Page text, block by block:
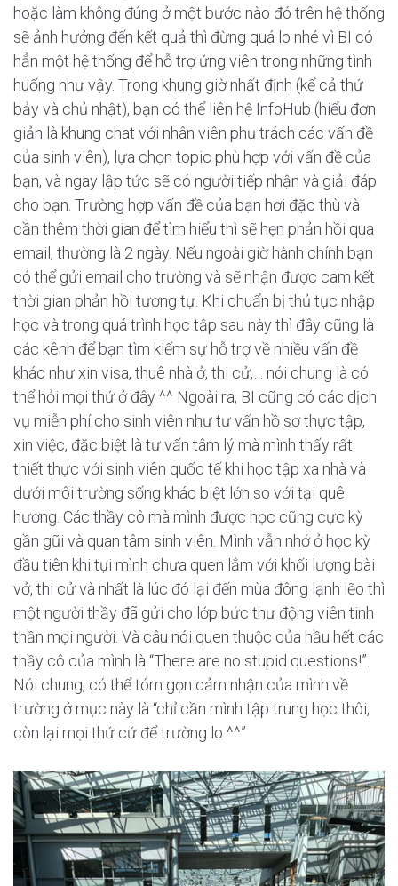
hoặc làm không đúng ở một bước nào đó trên hệ thống
sẽ ảnh hưởng đến kết quả thì đừng quá lo nhé vì BI có
hẳn một hệ thống để hỗ trợ ứng viên trong những tình
huống như vậy. Trong khung giờ nhất định (kể cả thứ
bảy và chủ nhật), bạn có thể liên hệ InfoHub (hiểu đơn
giản là khung chat với nhân viên phụ trách các vấn đề
của sinh viên), lựa chọn topic phù hợp với vấn đề của
bạn, và ngay lập tức sẽ có người tiếp nhận và giải đáp
cho bạn. Trường hợp vấn đề của bạn hơi đặc thù và
cần thêm thời gian để tìm hiểu thì sẽ hẹn phản hồi qua
email, thường là 2 ngày. Nếu ngoài giờ hành chính bạn
có thể gửi email cho trường và sẽ nhận được cam kết
thời gian phản hồi tương tự. Khi chuẩn bị thủ tục nhập
học và trong quá trình học tập sau này thì đây cũng là
các kênh để bạn tìm kiếm sự hỗ trợ về nhiều vấn đề
khác như xin visa, thuê nhà ở, thi cử,… nói chung là có
thể hỏi mọi thứ ở đây ^^ Ngoài ra, BI cũng có các dịch
vụ miễn phí cho sinh viên như tư vấn hồ sơ thực tập,
xin việc, đặc biệt là tư vấn tâm lý mà mình thấy rất
thiết thực với sinh viên quốc tế khi học tập xa nhà và
dưới môi trường sống khác biệt lớn so với tại quê
hương. Các thầy cô mà mình được học cũng cực kỳ
gần gũi và quan tâm sinh viên. Mình vẫn nhớ ở học kỳ
đầu tiên khi tụi mình chưa quen lắm với khối lượng bài
vở, thi cử và nhất là lúc đó lại đến mùa đông lạnh lẽo thì
một người thầy đã gửi cho lớp bức thư động viên tinh
thần mọi người. Và câu nói quen thuộc của hầu hết các
thầy cô của mình là “There are no stupid questions!”.
Nói chung, có thể tóm gọn cảm nhận của mình về
trường ở mục này là “chỉ cần mình tập trung học thôi,
còn lại mọi thứ cứ để trường lo ^^”